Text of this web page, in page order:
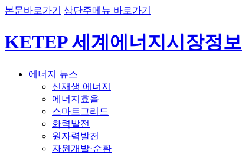
본문바로가기 상단주메뉴 바로가기
KETEP 세계에너지시장정보
에너지 뉴스
신재생 에너지
에너지효율
스마트그리드
화력발전
원자력발전
자원개발·순환